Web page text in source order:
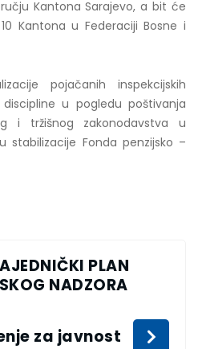
Kantona Sarajevo, a bit će
Kantona u Federaciji Bosne i
pojačanih inspekcijskih
u pogledu poštivanja
i tržišnog zakonodavstva u
stabilizacije Fonda penzijsko –
PLAN
NADZORA
za javnost